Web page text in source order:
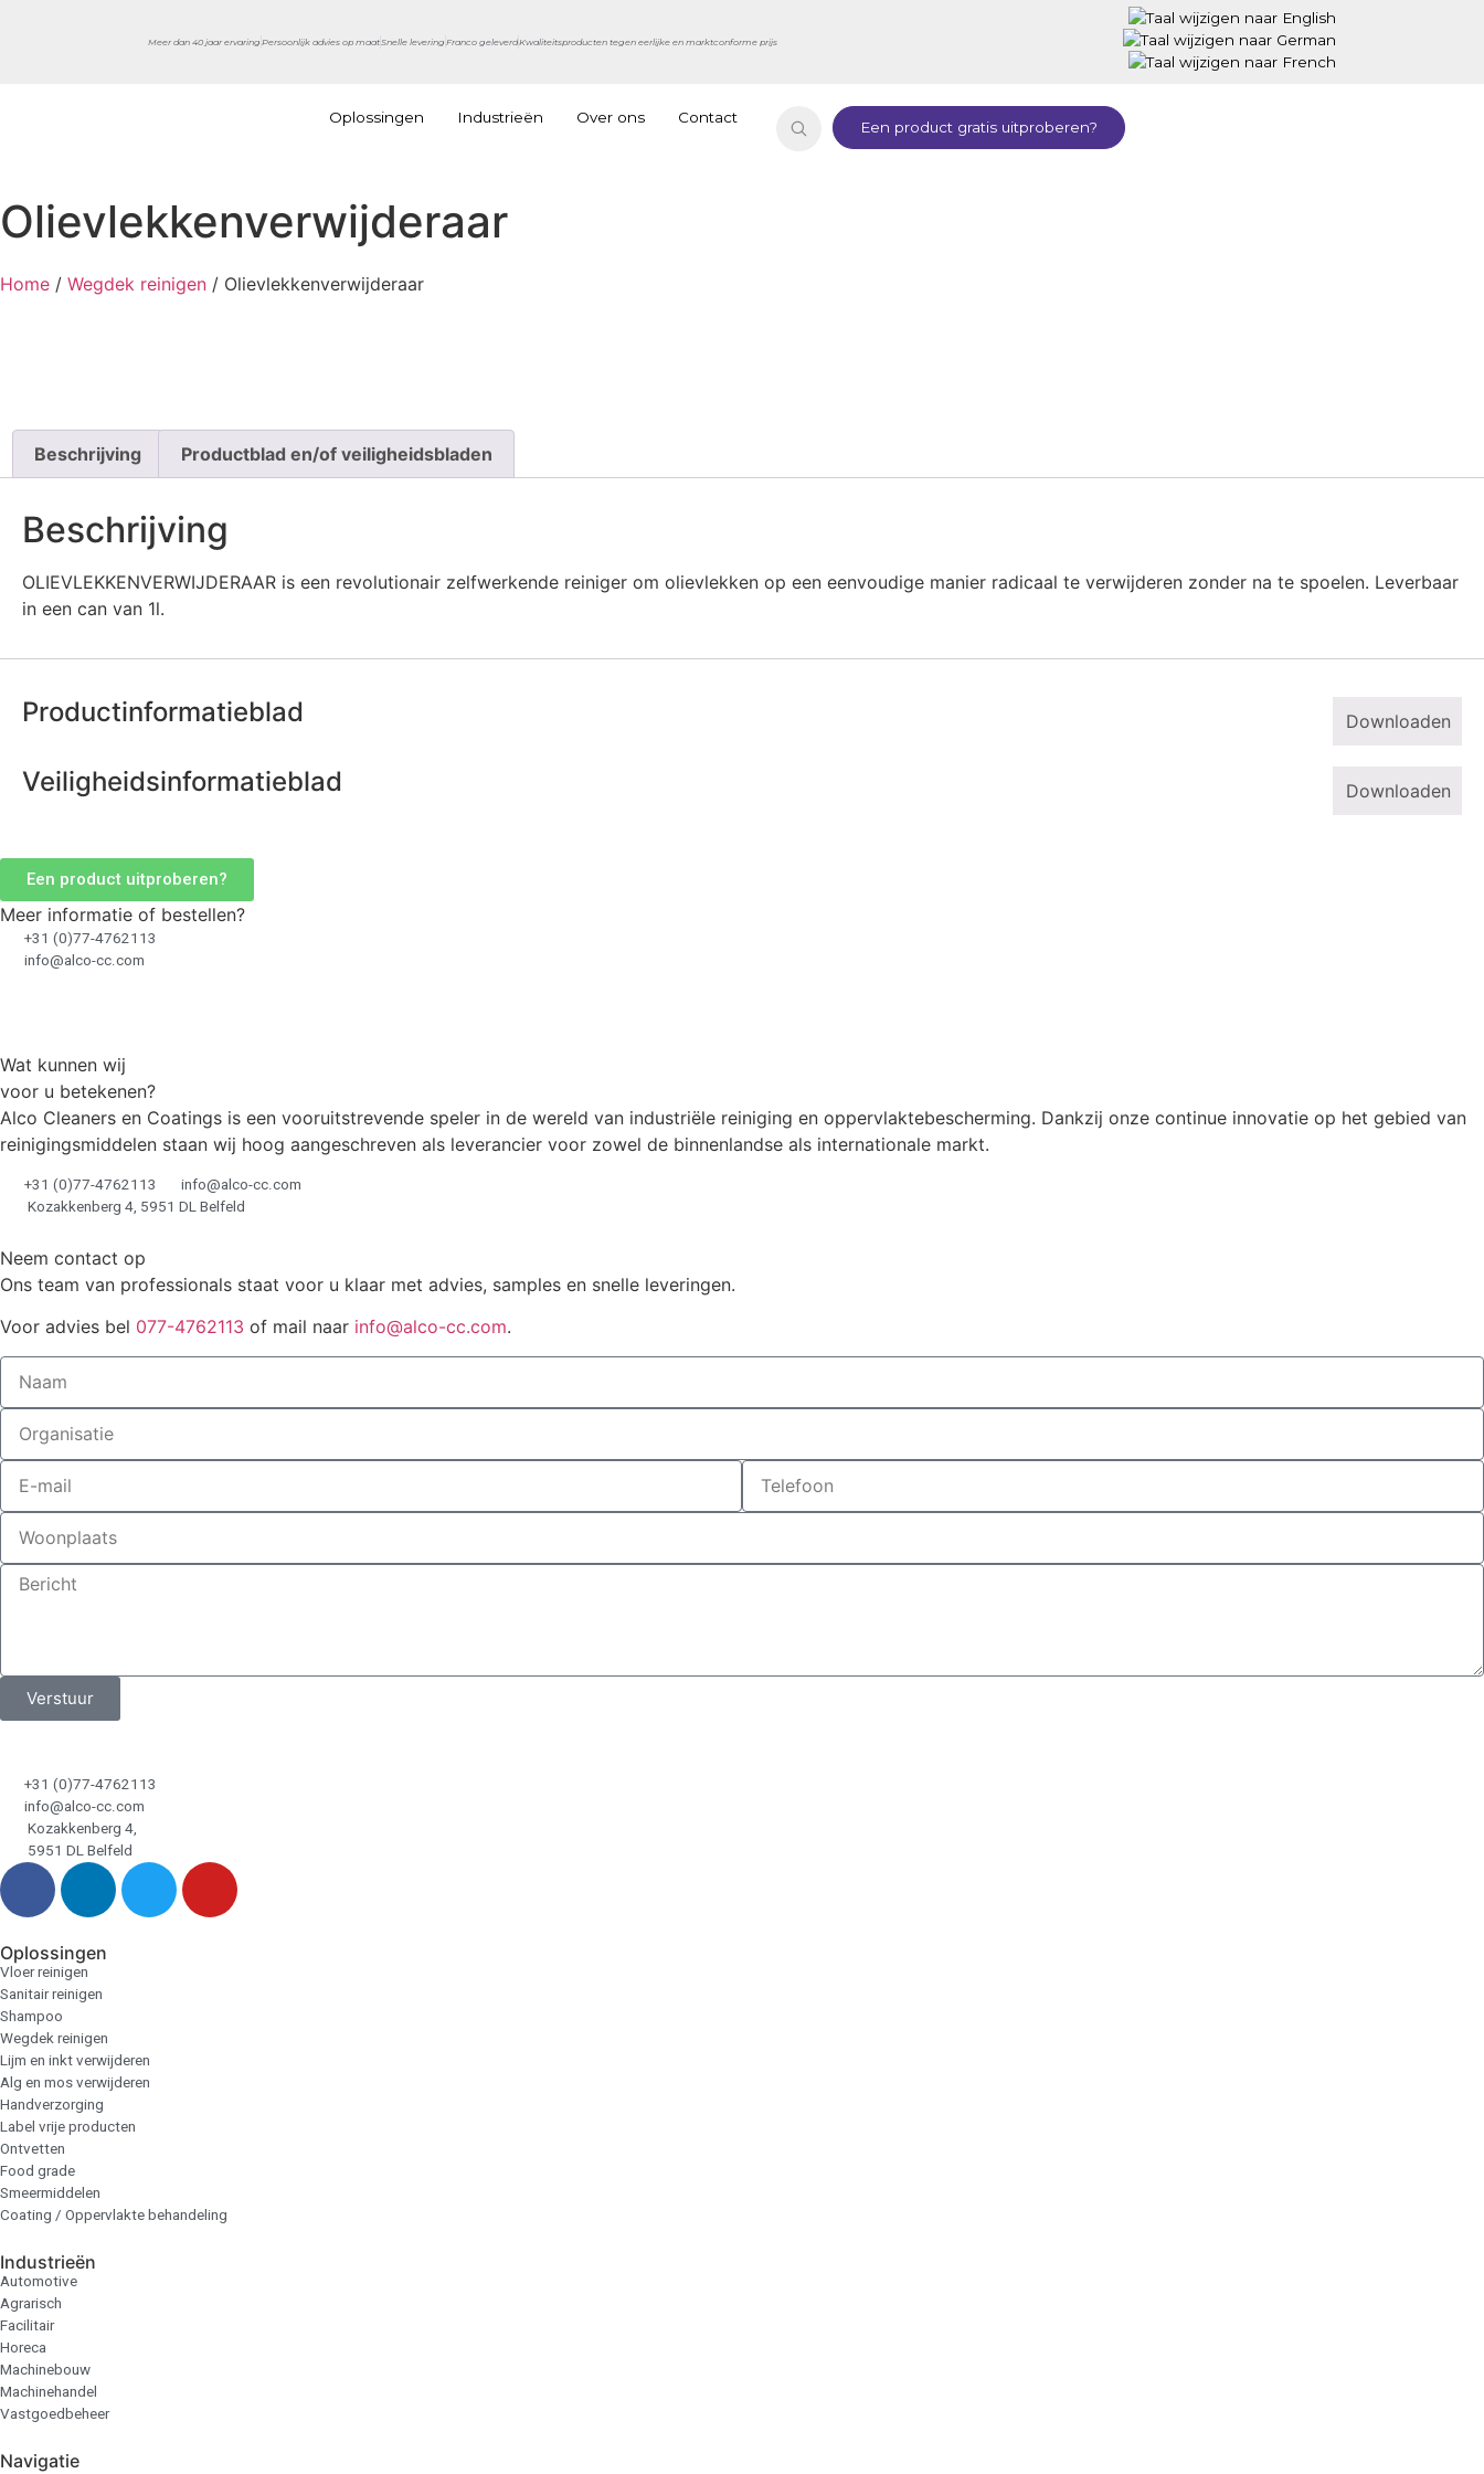
Meer dan 40 jaar ervaring Persoonlijk advies op maatSnelle levering Franco geleverdKwaliteitsproducten tegen eerlijke en marktconforme prijs
Oplossingen Industrieën Over ons Contact
Een product gratis uitproberen?
Olievlekkenverwijderaar
Home / Wegdek reinigen / Olievlekkenverwijderaar
Beschrijving Productblad en/of veiligheidsbladen
Beschrijving
OLIEVLEKKENVERWIJDERAAR is een revolutionair zelfwerkende reiniger om olievlekken op een eenvoudige manier radicaal te verwijderen zonder na te spoelen. Leverbaar
in een can van 1l.
Productinformatieblad Downloaden
Veiligheidsinformatieblad Downloaden
Een product uitproberen?
Meer informatie of bestellen?
+31 (0)77-4762113
info@alco-cc.com
Wat kunnen wij
voor u betekenen?
Alco Cleaners en Coatings is een vooruitstrevende speler in de wereld van industriële reiniging en oppervlaktebescherming. Dankzij onze continue innovatie op het gebied van
reinigingsmiddelen staan wij hoog aangeschreven als leverancier voor zowel de binnenlandse als internationale markt.
+31 (0)77-4762113
info@alco-cc.com
Kozakkenberg 4, 5951 DL Belfeld
Neem contact op
Ons team van professionals staat voor u klaar met advies, samples en snelle leveringen.
Voor advies bel 077-4762113 of mail naar info@alco-cc.com.
Verstuur
+31 (0)77-4762113
info@alco-cc.com
Kozakkenberg 4,
5951 DL Belfeld
Oplossingen
Vloer reinigen
Sanitair reinigen
Shampoo
Wegdek reinigen
Lijm en inkt verwijderen
Alg en mos verwijderen
Handverzorging
Label vrije producten
Ontvetten
Food grade
Smeermiddelen
Coating / Oppervlakte behandeling
Industrieën
Automotive
Agrarisch
Facilitair
Horeca
Machinebouw
Machinehandel
Vastgoedbeheer
Navigatie